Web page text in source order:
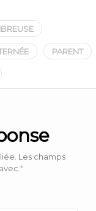
PARENT
Les champs
*